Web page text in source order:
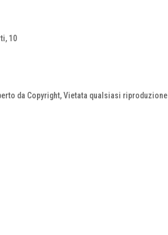
10
da Copyright, Vietata qualsiasi riproduzione